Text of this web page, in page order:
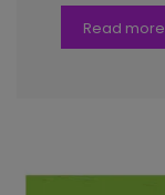
Read more